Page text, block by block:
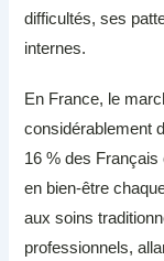
difficultés, ses
internes.
En France, le
considérablement
16 % des Français
en bien-être
aux soins
professionnels,